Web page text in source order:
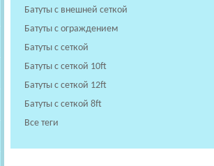
Батуты с внешней сеткой
Батуты с ограждением
Батуты с сеткой
Батуты с сеткой 10ft
Батуты с сеткой 12ft
Батуты с сеткой 8ft
Все теги